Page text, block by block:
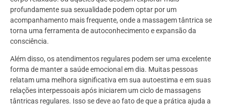
profundamente sua sexualidade podem optar por um
acompanhamento mais frequente, onde a massagem tântrica se
torna uma ferramenta de autoconhecimento e expansão da
consciência.
Além disso, os atendimentos regulares podem ser uma excelente
forma de manter a saúde emocional em dia. Muitas pessoas
relatam uma melhora significativa em sua autoestima e em suas
relações interpessoais após iniciarem um ciclo de massagens
tântricas regulares. Isso se deve ao fato de que a prática ajuda a